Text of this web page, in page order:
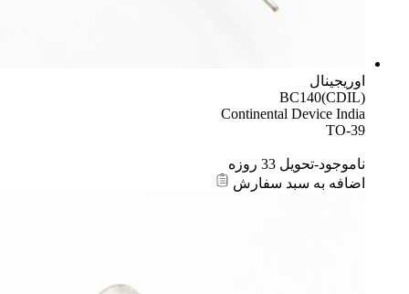
اوریجینال
BC140(CDIL)
Continental Device India
TO-39
ناموجود-تحویل 33 روزه
اضافه به سبد سفارش